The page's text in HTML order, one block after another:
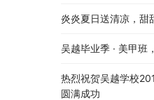
炎炎夏日送清凉，甜
吴越毕业季 · 美甲班
热烈祝贺吴越学校
圆满成功